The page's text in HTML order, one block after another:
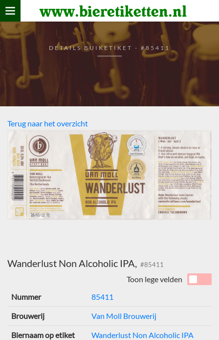
www.bieretiketten.nl
Home
verzamelen
De bierkaart
Bezoekers
DETAILS BUIKETIKET - #85411
Terug naar het overzicht
Wanderlust Non Alcoholic IPA, #85411
Toon lege velden
Nummer
85411
Brouwerij Van Moll Brouwerij
Biernaam op etiket Wanderlust Non Alcoholic IPA